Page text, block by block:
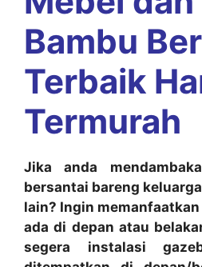
Bambu
Terbaik
Termurah
Jika anda
bersantai bareng
lain? Ingin
ada di depan atau
segera instalasi